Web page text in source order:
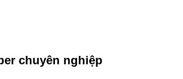
chuyên nghiệp